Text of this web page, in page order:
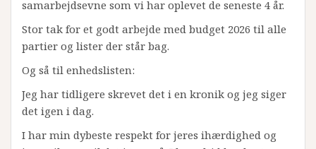
samarbejdsevne som vi har oplevet de seneste 4 år.
Stor tak for et godt arbejde med budget 2026 til alle
partier og lister der står bag.
Og så til enhedslisten:
Jeg har tidligere skrevet det i en kronik og jeg siger
det igen i dag.
I har min dybeste respekt for jeres ihærdighed og